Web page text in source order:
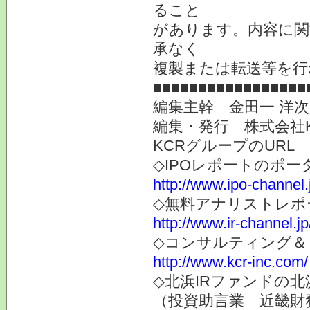
ること
があります。内容に
承なく
複製または転送等を
編集主幹 金田一 洋
編集・発行 株式会社
KCRグループのURL
◇IPOレポートのポー
http://www.ipo-
◇無料アナリストレ
http://www.ir-
◇コンサルティング＆
http://www.kcr-inc.com/
◇北浜IRファンドの北
（投資助言業 近畿財